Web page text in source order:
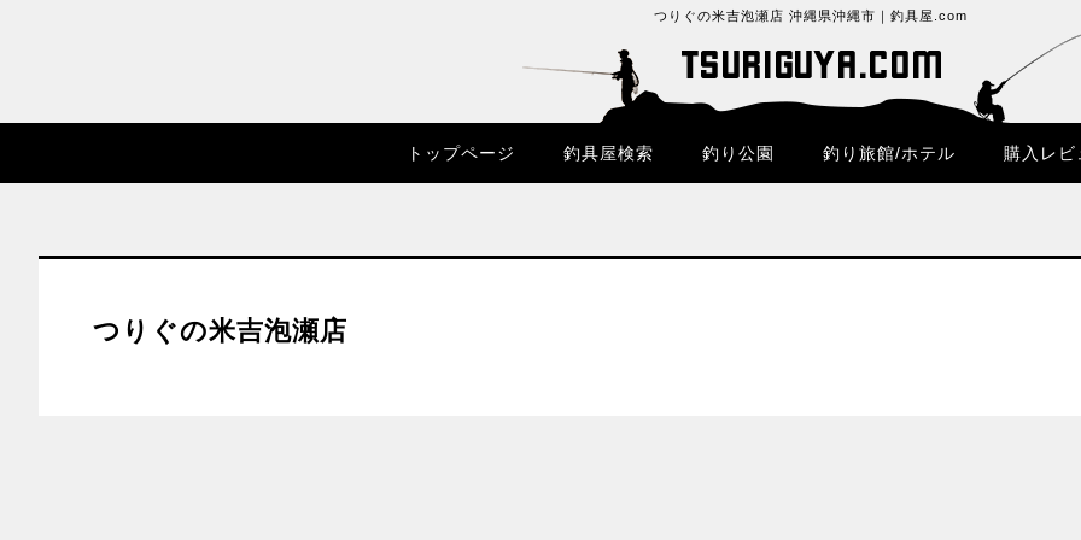
つりぐの米吉泡瀬店 沖縄県沖縄市｜釣具屋.com
トップページ 釣具屋検索 釣り公園 釣り旅館/ホテル 購入レビ
つりぐの米吉泡瀬店